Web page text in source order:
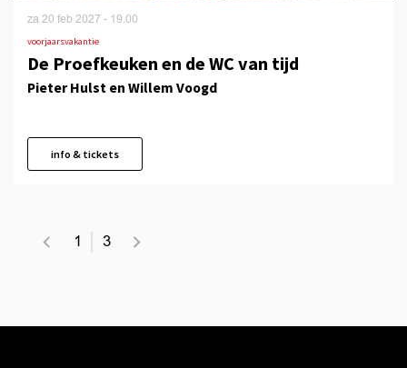
De Proefkeuken en de WC van tijd
Pieter Hulst en Willem Voogd
voorjaarsvakantie
za 20 feb 2027 - 19.00
info & tickets
1 3